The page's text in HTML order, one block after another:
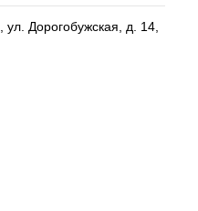
, ул. Дорогобужская, д. 14,